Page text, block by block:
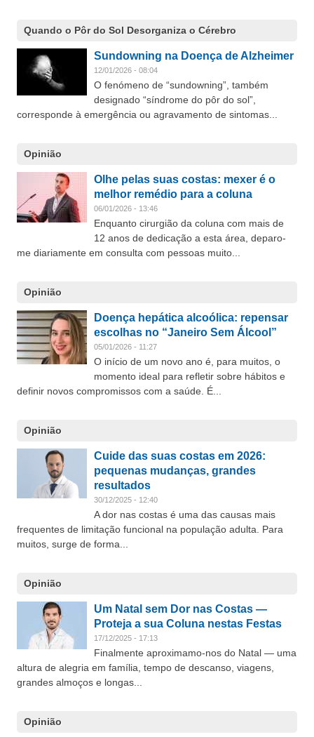
Quando o Pôr do Sol Desorganiza o Cérebro
Sundowning na Doença de Alzheimer
12/01/2026 - 08:04
O fenómeno de “sundowning”, também
designado “síndrome do pôr do sol”,
corresponde à emergência ou agravamento de sintomas...
Opinião
Olhe pelas suas costas: mexer é o
melhor remédio para a coluna
06/01/2026 - 13:46
Enquanto cirurgião da coluna com mais de
12 anos de dedicação a esta área, deparo-
me diariamente em consulta com pessoas muito...
Opinião
Doença hepática alcoólica: repensar
escolhas no “Janeiro Sem Álcool”
05/01/2026 - 11:27
O início de um novo ano é, para muitos, o
momento ideal para refletir sobre hábitos e
definir novos compromissos com a saúde. É...
Opinião
Cuide das suas costas em 2026:
pequenas mudanças, grandes
resultados
30/12/2025 - 12:40
A dor nas costas é uma das causas mais
frequentes de limitação funcional na população adulta. Para
muitos, surge de forma...
Opinião
Um Natal sem Dor nas Costas —
Proteja a sua Coluna nestas Festas
17/12/2025 - 17:13
Finalmente aproximamo-nos do Natal — uma
altura de alegria em família, tempo de descanso, viagens,
grandes almoços e longas...
Opinião